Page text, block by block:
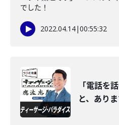
でした！
2022.04.14|00:55:32
「電話を
と、ありま